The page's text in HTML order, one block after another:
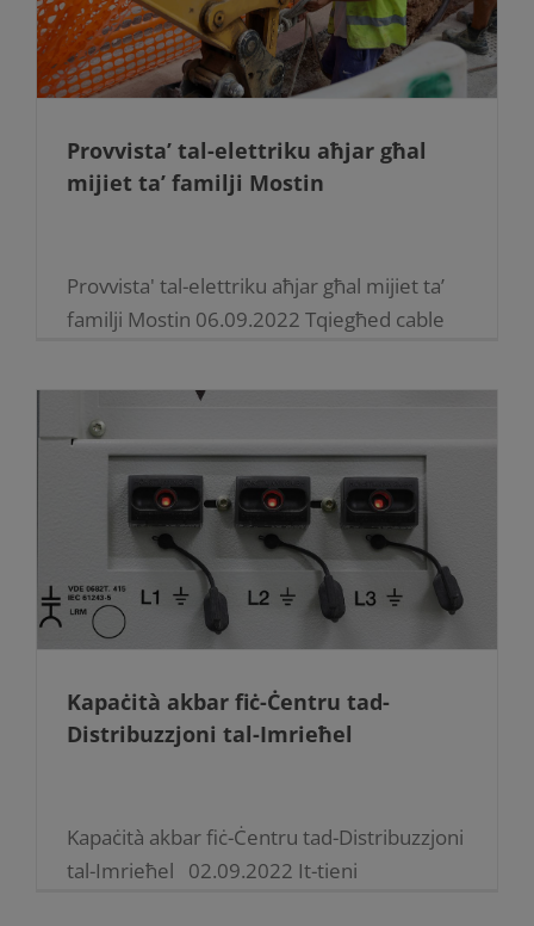
Provvista’ tal-elettriku aħjar għal
mijiet ta’ familji Mostin
Provvista' tal-elettriku aħjar għal mijiet ta’
familji Mostin 06.09.2022 Tqiegħed cable
elettriku fl-inħawi ta’ Triq Wied il-Għasel.
B’dan l-investiment ta’ 9️5 elf ewro [...]
Kapaċità akbar fiċ-Ċentru tad-
Distribuzzjoni tal-Imrieħel
Kapaċità akbar fiċ-Ċentru tad-Distribuzzjoni
tal-Imrieħel 02.09.2022 It-tieni